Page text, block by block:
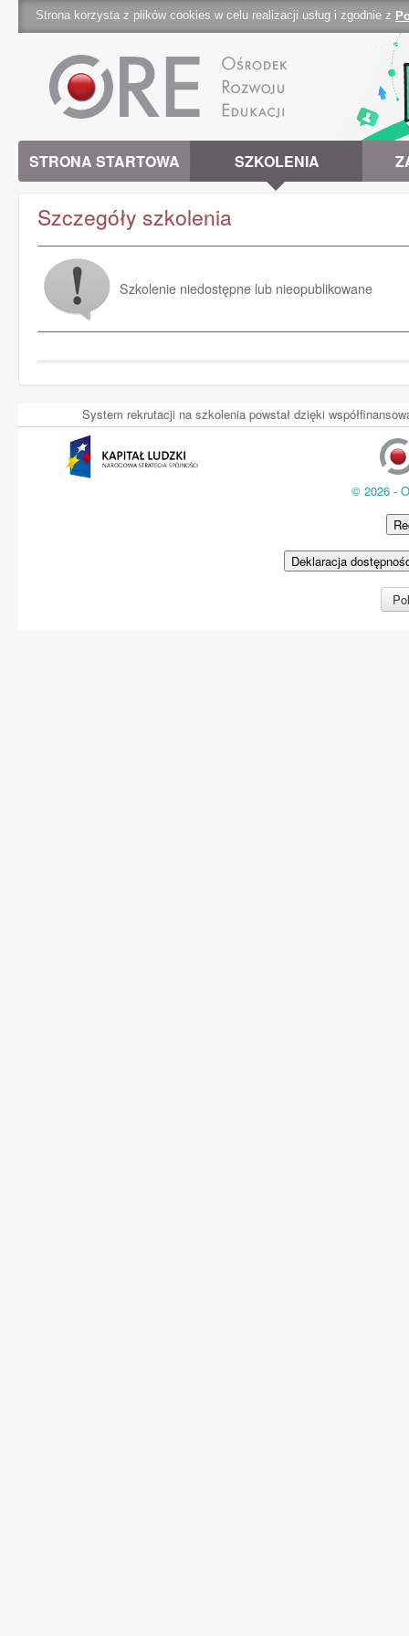
Strona korzysta z plików cookies w celu realizacji usług i zgodnie z
STRONA STARTOWA SZKOLENIA
Szczegóły szkolenia
Szkolenie niedostępne lub nieopublikowane
System rekrutacji na szkolenia powstał dzięki
© 2026 -
Deklaracja